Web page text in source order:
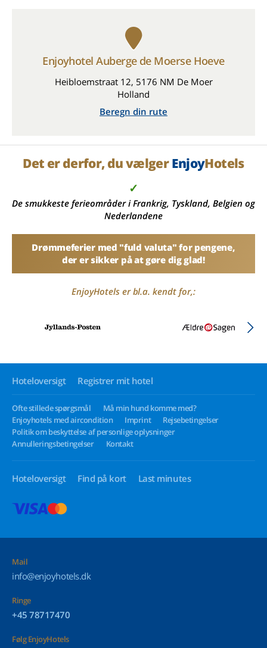
Enjoyhotel Auberge de Moerse Hoeve
Heibloemstraat 12, 5176 NM De Moer
Holland
Beregn din rute
Det er derfor, du vælgerEnjoyHotels
✓
De smukkeste ferieområder i Frankrig, Tyskland, Belgien og
Nederlandene
Drømmeferier med "fuld valuta" for pengene,
der er sikker på at gøre dig glad!
EnjoyHotels er bl.a. kendt for,:
Hoteloversigt Registrer mit hotel
Ofte stillede spørgsmål
Må min hund komme med?
Enjoyhotels med aircondition
Imprint
Rejsebetingelser
Politik om beskyttelse af personlige oplysninger
Annulleringsbetingelser
Kontakt
Hoteloversigt Find på kort Last minutes
Mail
info@enjoyhotels.dk
Ringe
+45 78717470
Følg EnjoyHotels